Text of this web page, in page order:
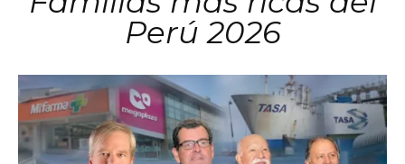
Perú 2026